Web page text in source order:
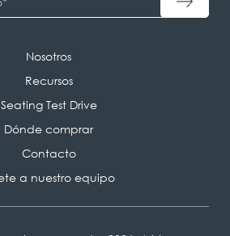
Nosotros
Recursos
Seating Test Drive
Dónde comprar
Contacto
a nuestro equipo